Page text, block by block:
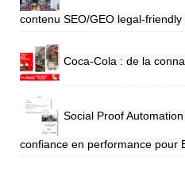
contenu SEO/GEO legal-friendly
Coca-Cola : de la
Social Proof
confiance en performance pour